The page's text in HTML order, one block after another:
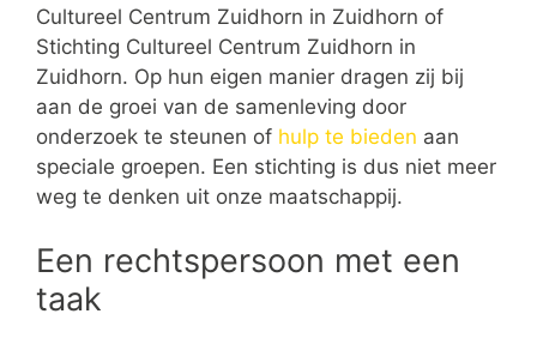
Cultureel Centrum Zuidhorn in Zuidhorn of
Stichting Cultureel Centrum Zuidhorn in
Zuidhorn. Op hun eigen manier dragen zij bij
aan de groei van de samenleving door
onderzoek te steunen of hulp te bieden aan
speciale groepen. Een stichting is dus niet meer
weg te denken uit onze maatschappij.
Een rechtspersoon met een
taak